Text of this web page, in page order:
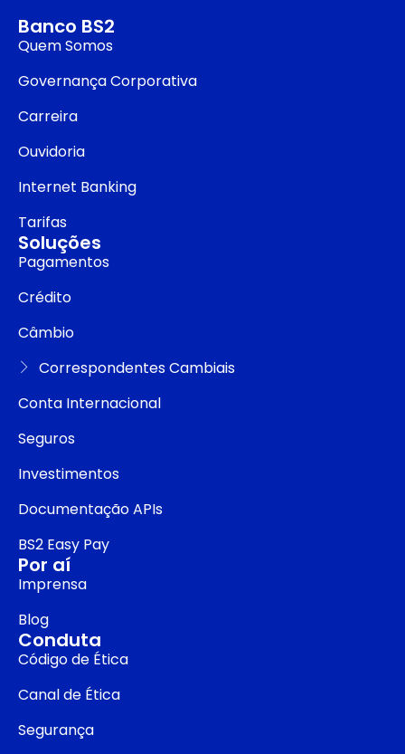
Banco BS2
Quem Somos
Governança Corporativa
Carreira
Ouvidoria
Internet Banking
Tarifas
Soluções
Pagamentos
Crédito
Câmbio
Correspondentes Cambiais
Conta Internacional
Seguros
Investimentos
Documentação APIs
BS2 Easy Pay
Por aí
Imprensa
Blog
Conduta
Código de Ética
Canal de Ética
Segurança